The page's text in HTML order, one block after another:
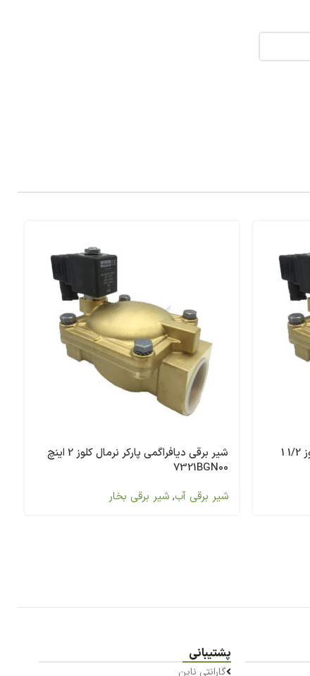
شیر برقی دیافراگمی پارکر نرمال کلوز 1/2 1
شیر برقی دیافراگمی پارکر نرمال کلوز 2 اینچ
7321BGN00
شیر برقی آب,شیر برقی بخار
پشتیبانی
گارانتی ناین